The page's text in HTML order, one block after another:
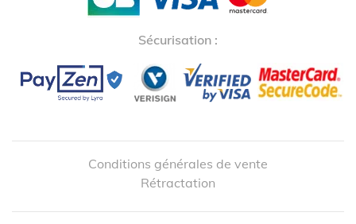
Sécurisation :
Conditions générales de vente
Rétractation